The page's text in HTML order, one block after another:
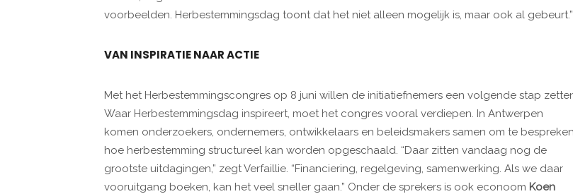
voorbeelden. Herbestemmingsdag toont dat het niet alleen mogelijk is, maar ook al gebeurt.”
VAN INSPIRATIE NAAR ACTIE
Met het Herbestemmingscongres op 8 juni willen de initiatiefnemers een volgende stap
Waar Herbestemmingsdag inspireert, moet het congres vooral verdiepen. In Antwerpen
komen onderzoekers, ondernemers, ontwikkelaars en beleidsmakers samen om te bespreken
hoe herbestemming structureel kan worden opgeschaald. “Daar zitten vandaag nog de
grootste uitdagingen,” zegt Verfaillie. “Financiering, regelgeving, samenwerking. Als we daar
vooruitgang boeken, kan het veel sneller gaan.” Onder de sprekers is ook econoom Koen